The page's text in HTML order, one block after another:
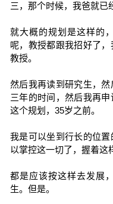
三，那个时候，我爸就已
就大概的规划是这样的
呢，教授都跟我招好了
教授。
然后我再读到研究生，
三年的时间，然后我再
这个规划，35岁之前。
我是可以坐到行长的位
以掌控这一切了，握着这
都是应该按这样去发展
生。但是。